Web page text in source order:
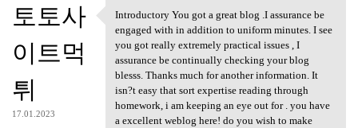
토토사
이트먹
튀
17.01.2023
Introductory You got a great
Introductory You got a great blog .I assurance be
engaged with in addition to uniform minutes. I see
you got really extremely practical issues , I
assurance be continually checking your blog
blesss. Thanks much for another information. It
isn?t easy that sort expertise reading through
homework, i am keeping an eye out for . you have
a excellent weblog here! do you wish to make